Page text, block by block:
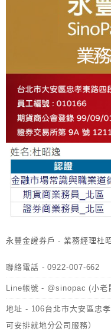
永豐金證券戶 - 業務經理杜
聯絡電話 - 0922-007-662
Line帳號 - @sinopac (小老
地址 - 106台北市大安區忠
可安排就地分公司服務）